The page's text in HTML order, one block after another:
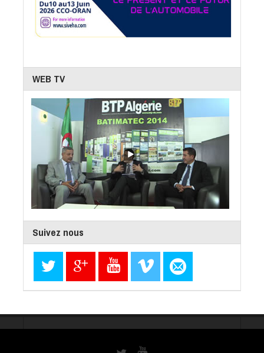
WEB TV
Suivez nous